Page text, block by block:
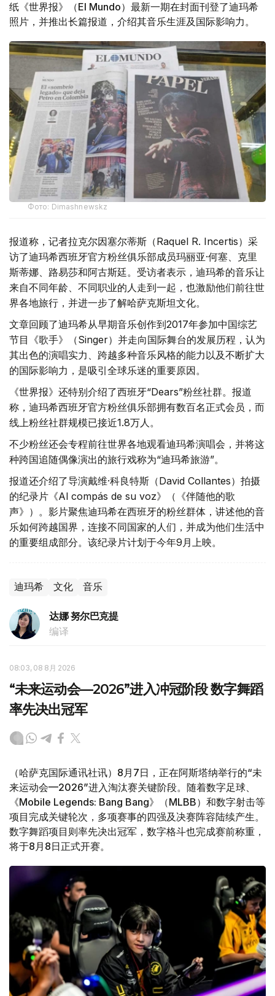
纸《世界报》（El Mundo）最新一期在封面刊登了迪玛希
照片，并推出长篇报道，介绍其音乐生涯及国际影响力。
Фото: Dimashnewskz
报道称，记者拉克尔因塞尔蒂斯（Raquel R. Incertis）采
访了迪玛希西班牙官方粉丝俱乐部成员玛丽亚·何塞、克里
斯蒂娜、路易莎和阿古斯廷。受访者表示，迪玛希的音乐让
来自不同年龄、不同职业的人走到一起，也激励他们前往世
界各地旅行，并进一步了解哈萨克斯坦文化。
文章回顾了迪玛希从早期音乐创作到2017年参加中国综艺
节目《歌手》（Singer）并走向国际舞台的发展历程，认为
其出色的演唱实力、跨越多种音乐风格的能力以及不断扩大
的国际影响力，是吸引全球乐迷的重要原因。
《世界报》还特别介绍了西班牙“Dears”粉丝社群。报道
称，迪玛希西班牙官方粉丝俱乐部拥有数百名正式会员，而
线上粉丝社群规模已接近1.8万人。
不少粉丝还会专程前往世界各地观看迪玛希演唱会，并将这
种跨国追随偶像演出的旅行戏称为“迪玛希旅游”。
报道还介绍了导演戴维·科良特斯（David Collantes）拍摄
的纪录片《Al compás de su voz》（《伴随他的歌
声》）。影片聚焦迪玛希在西班牙的粉丝群体，讲述他的音
乐如何跨越国界，连接不同国家的人们，并成为他们生活中
的重要组成部分。该纪录片计划于今年9月上映。
迪玛希 文化 音乐
达娜 努尔巴克提
编译
08:03, 08 8月 2026
“未来运动会—2026”进入冲冠阶段 数字舞蹈
率先决出冠军
（哈萨克国际通讯社讯）8月7日，正在阿斯塔纳举行的“未
来运动会—2026”进入淘汰赛关键阶段。随着数字足球、
《Mobile Legends: Bang Bang》（MLBB）和数字射击等
项目完成关键轮次，多项赛事的四强及决赛阵容陆续产生。
数字舞蹈项目则率先决出冠军，数字格斗也完成赛前称重，
将于8月8日正式开赛。